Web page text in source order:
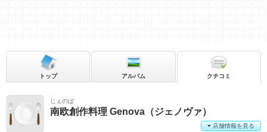
じぇのば
南欧創作料理 Genova（ジェノヴァ）
店舗情報を見る
トップ アルバム クチコミ